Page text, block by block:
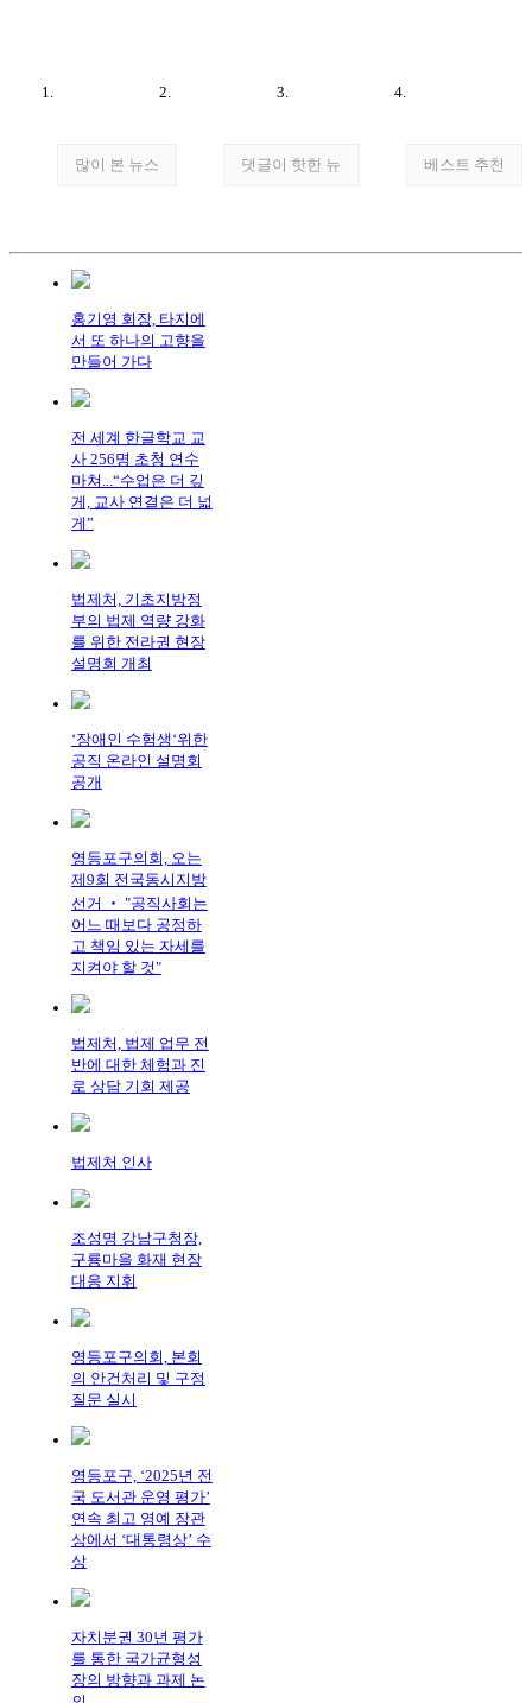
많이 본 뉴스 댓글이 핫한 뉴 베스트 추천
홍기영 회장, 타지에
서 또 하나의 고향을
만들어 가다
전 세계 한글학교 교
사 256명 초청 연수
마쳐...“수업은 더 깊
게, 교사 연결은 더 넓
게”
법제처, 기초지방정
부의 법제 역량 강화
를 위한 전라권 현장
설명회 개최
‘장애인 수험생‘위한
공직 온라인 설명회
공개
영등포구의회, 오는
제9회 전국동시지방
선거 ‧ "공직사회는
어느 때보다 공정하
고 책임 있는 자세를
지켜야 할 것"
법제처, 법제 업무 전
반에 대한 체험과 진
로 상담 기회 제공
법제처 인사
조성명 강남구청장,
구룡마을 화재 현장
대응 지휘
영등포구의회, 본회
의 안건처리 및 구정
질문 실시
영등포구, ‘2025년 전
국 도서관 운영 평가’
연속 최고 영예 장관
상에서 ‘대통령상’ 수
상
자치분권 30년 평가
를 통한 국가균형성
장의 방향과 과제 논